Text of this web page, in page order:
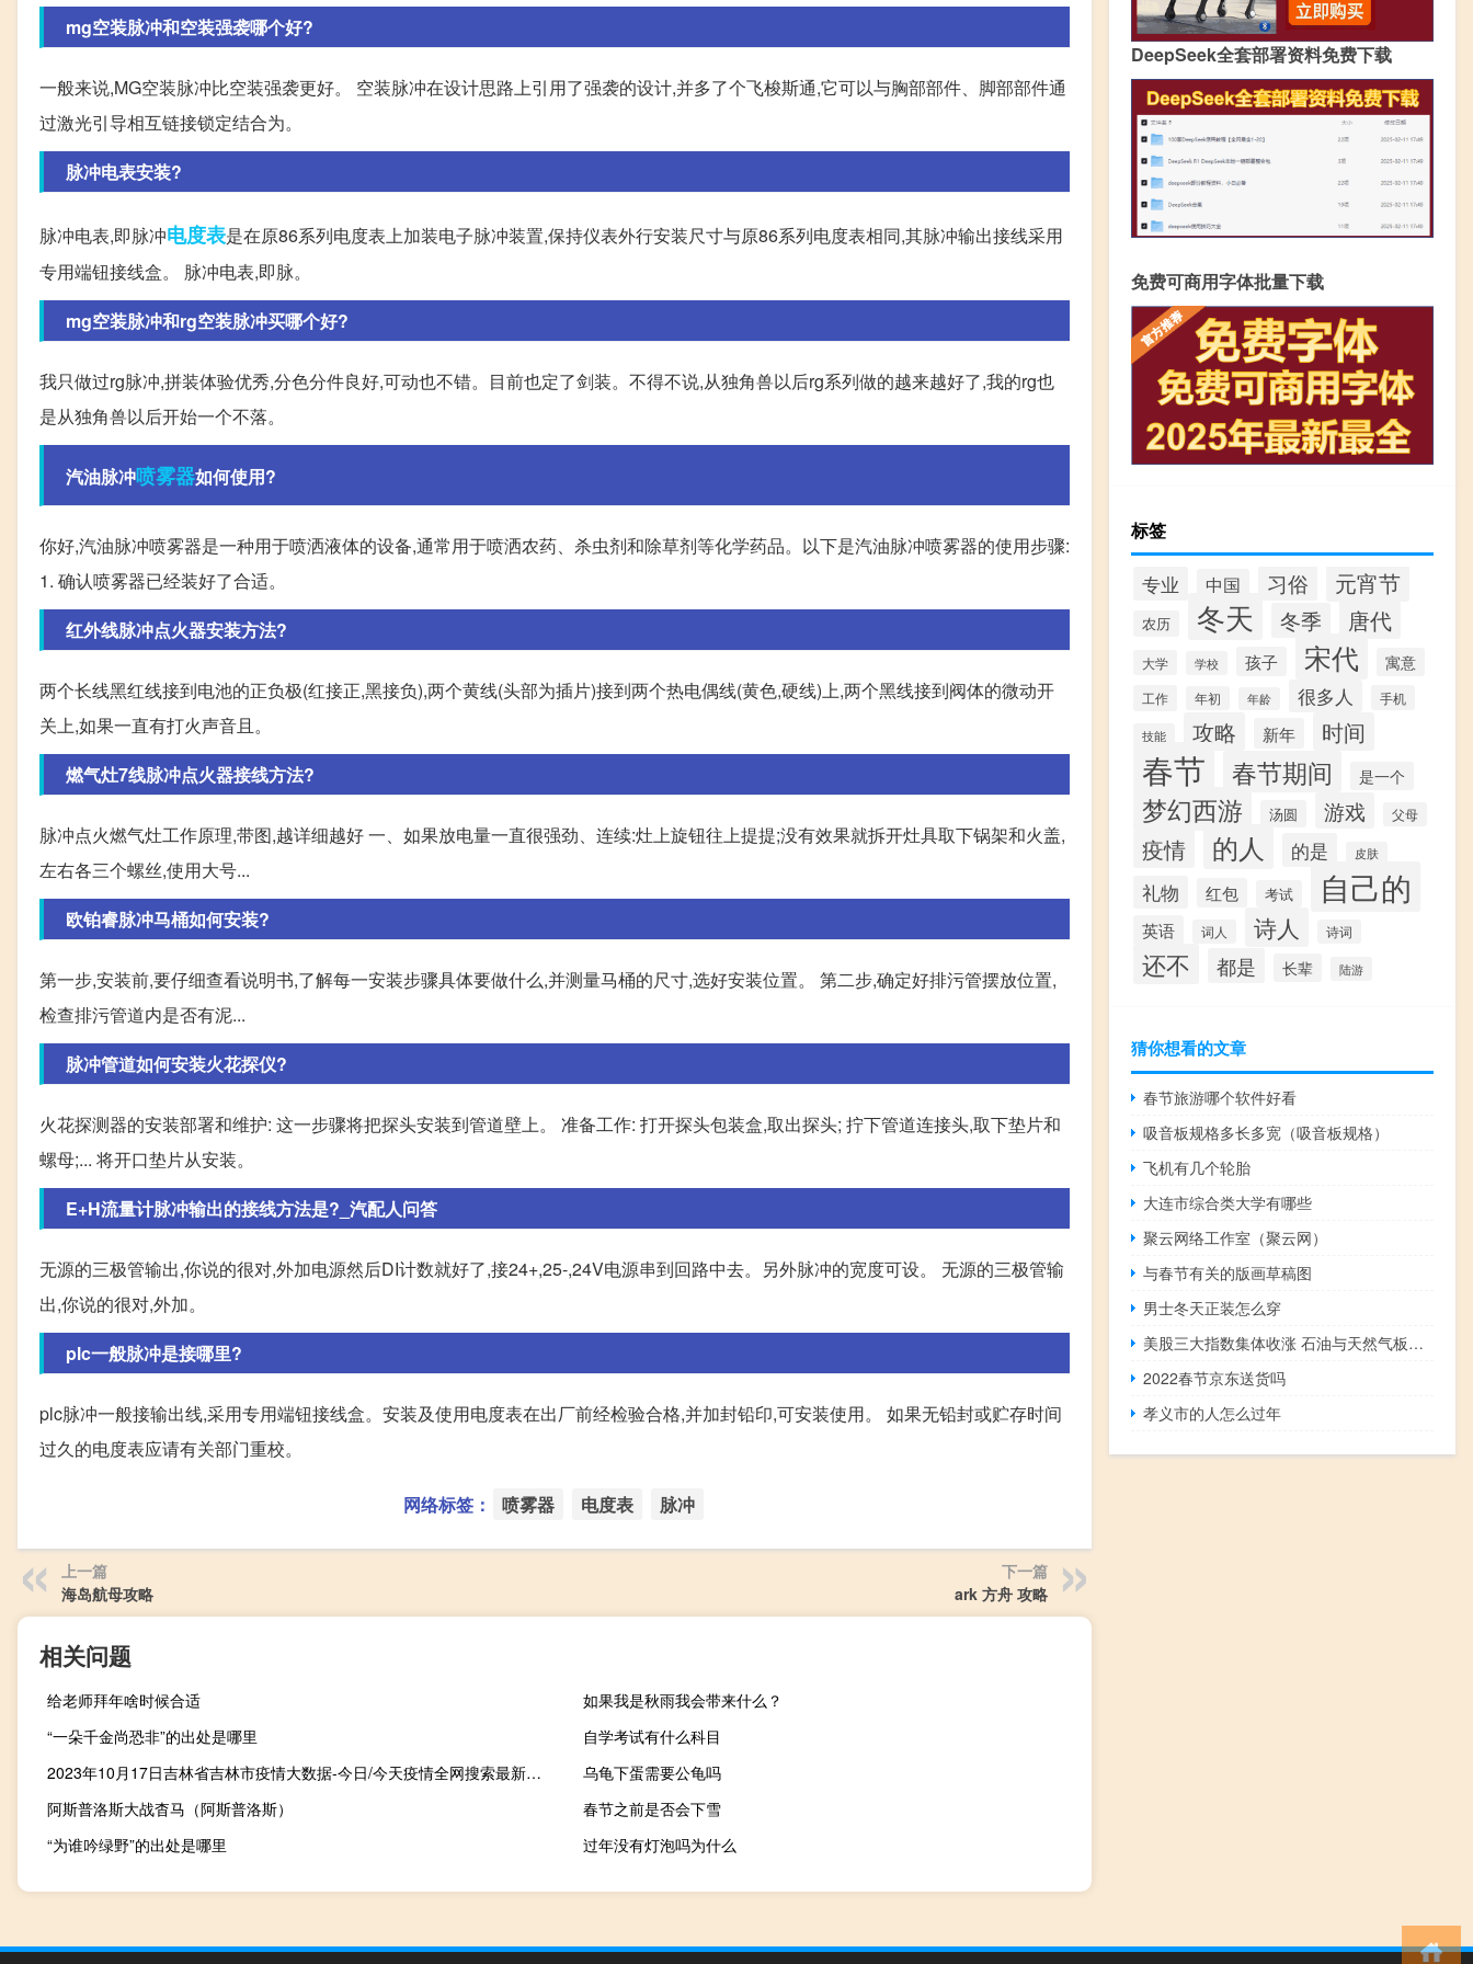
mg空装脉冲和空装强袭哪个好?
一般来说,MG空装脉冲比空装强袭更好。 空装脉冲在设计思路上引用了强袭的设计,并多了个飞梭斯通,它可以与胸部部件、脚部部件通
过激光引导相互链接锁定结合为。
脉冲电表安装?
脉冲电表,即脉冲电度表是在原86系列电度表上加装电子脉冲装置,保持仪表外行安装尺寸与原86系列电度表相同,其脉冲输出接线采用
专用端钮接线盒。 脉冲电表,即脉。
mg空装脉冲和rg空装脉冲买哪个好?
我只做过rg脉冲,拼装体验优秀,分色分件良好,可动也不错。目前也定了剑装。不得不说,从独角兽以后rg系列做的越来越好了,我的rg也
是从独角兽以后开始一个不落。
汽油脉冲喷雾器如何使用?
你好,汽油脉冲喷雾器是一种用于喷洒液体的设备,通常用于喷洒农药、杀虫剂和除草剂等化学药品。以下是汽油脉冲喷雾器的使用步骤:
1. 确认喷雾器已经装好了合适。
红外线脉冲点火器安装方法?
两个长线黑红线接到电池的正负极(红接正,黑接负),两个黄线(头部为插片)接到两个热电偶线(黄色,硬线)上,两个黑线接到阀体的微动开
关上,如果一直有打火声音且。
燃气灶7线脉冲点火器接线方法?
脉冲点火燃气灶工作原理,带图,越详细越好 一、如果放电量一直很强劲、连续:灶上旋钮往上提提;没有效果就拆开灶具取下锅架和火盖,
左右各三个螺丝,使用大号...
欧铂睿脉冲马桶如何安装?
第一步,安装前,要仔细查看说明书,了解每一安装步骤具体要做什么,并测量马桶的尺寸,选好安装位置。 第二步,确定好排污管摆放位置,
检查排污管道内是否有泥...
脉冲管道如何安装火花探仪?
火花探测器的安装部署和维护: 这一步骤将把探头安装到管道壁上。 准备工作: 打开探头包装盒,取出探头; 拧下管道连接头,取下垫片和
螺母;... 将开口垫片从安装。
E+H流量计脉冲输出的接线方法是?_汽配人问答
无源的三极管输出,你说的很对,外加电源然后DI计数就好了,接24+,25-,24V电源串到回路中去。另外脉冲的宽度可设。 无源的三极管输
出,你说的很对,外加。
plc一般脉冲是接哪里?
plc脉冲一般接输出线,采用专用端钮接线盒。安装及使用电度表在出厂前经检验合格,并加封铅印,可安装使用。 如果无铅封或贮存时间
过久的电度表应请有关部门重校。
网络标签： 喷雾器 电度表 脉冲
上一篇
海岛航母攻略
下一篇
ark 方舟 攻略
相关问题
给老师拜年啥时候合适
如果我是秋雨我会带来什么？
“一朵千金尚恐非”的出处是哪里
自学考试有什么科目
2023年10月17日吉林省吉林市疫情大数据-今日/今天疫情全网搜索最新实时消息动态情况通知播报
乌龟下蛋需要公龟吗
阿斯普洛斯大战杳马（阿斯普洛斯）
春节之前是否会下雪
“为谁吟绿野”的出处是哪里
过年没有灯泡吗为什么
DeepSeek全套部署资料免费下载
免费可商用字体批量下载
标签
专业 中国 习俗 元宵节
农历 冬天 冬季 唐代
大学 学校 孩子 宋代 寓意
工作 年初 年龄 很多人 手机
技能 攻略 新年 时间
春节 春节期间 是一个
梦幻西游 汤圆 游戏 父母
疫情 的人 的是 皮肤
礼物 红包 考试 自己的
英语 词人 诗人 诗词
还不 都是 长辈 陆游
猜你想看的文章
春节旅游哪个软件好看
吸音板规格多长多宽（吸音板规格）
飞机有几个轮胎
大连市综合类大学有哪些
聚云网络工作室（聚云网）
与春节有关的版画草稿图
男士冬天正装怎么穿
美股三大指数集体收涨 石油与天然气板块涨幅居前
2022春节京东送货吗
孝义市的人怎么过年